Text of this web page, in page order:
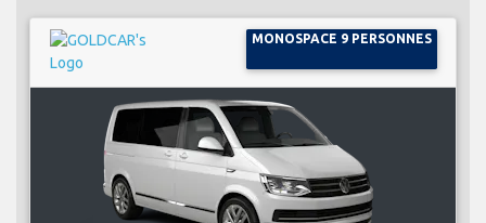
MONOSPACE 9 PERSONNES